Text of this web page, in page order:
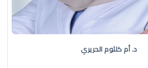
د. أم كلثوم الحريري